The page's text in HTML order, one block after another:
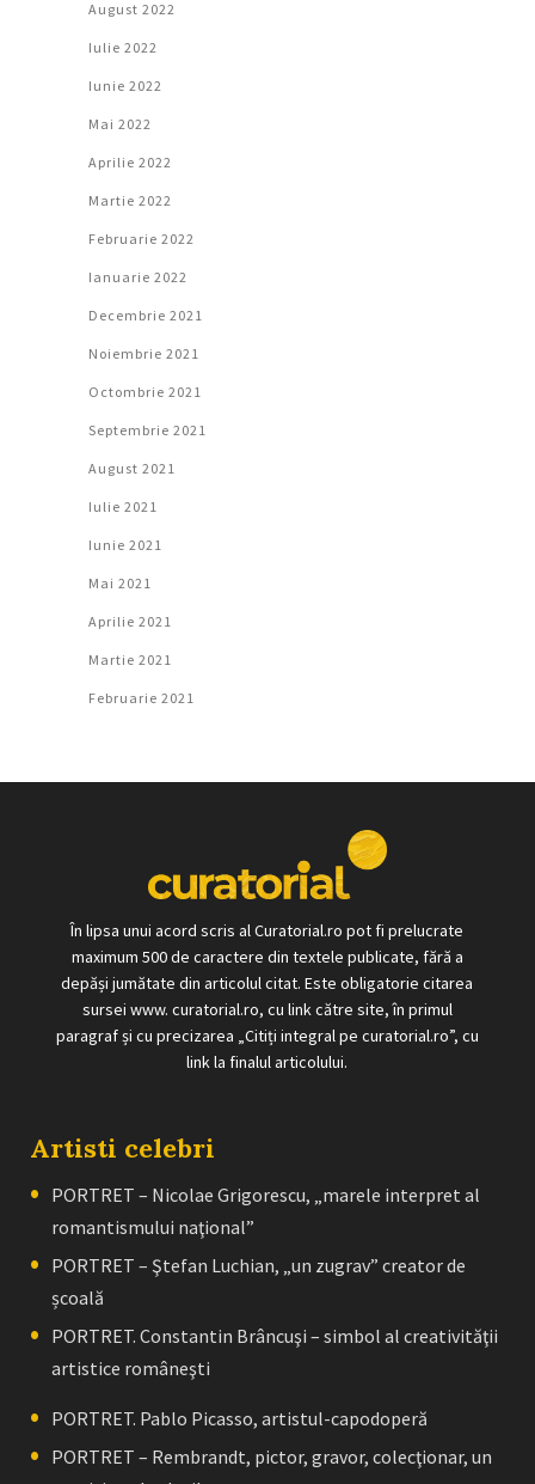
August 2022
Iulie 2022
Iunie 2022
Mai 2022
Aprilie 2022
Martie 2022
Februarie 2022
Ianuarie 2022
Decembrie 2021
Noiembrie 2021
Octombrie 2021
Septembrie 2021
August 2021
Iulie 2021
Iunie 2021
Mai 2021
Aprilie 2021
Martie 2021
Februarie 2021
În lipsa unui acord scris al Curatorial.ro pot fi prelucrate
maximum 500 de caractere din textele publicate, fără a
depăși jumătate din articolul citat. Este obligatorie citarea
sursei www. curatorial.ro, cu link către site, în primul
paragraf și cu precizarea „Citiți integral pe curatorial.ro”, cu
link la finalul articolului.
Artisti celebri
PORTRET – Nicolae Grigorescu, „marele interpret al
romantismului naţional”
PORTRET – Ştefan Luchian, „un zugrav” creator de
școală
PORTRET. Constantin Brâncuşi – simbol al creativităţii
artistice româneşti
PORTRET. Pablo Picasso, artistul-capodoperă
PORTRET – Rembrandt, pictor, gravor, colecţionar, un